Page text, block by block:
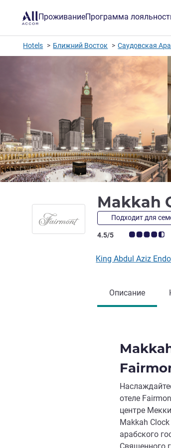
ПроживаниеПрограмма
Hotels Ближний Восток Саудовская
Makkah
Подходит для
Примечание: отзывы
4.5/5
King Abdul Aziz
Описание
отеле
центре
Makkah
арабского